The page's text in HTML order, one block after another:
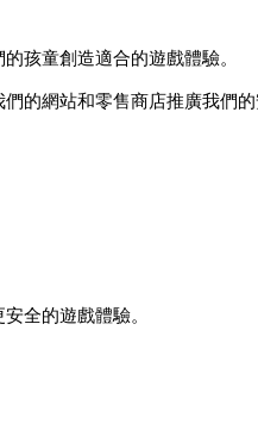
孩童創造適合的遊戲體驗。
的網站和零售商店推廣我們的
全的遊戲體驗。